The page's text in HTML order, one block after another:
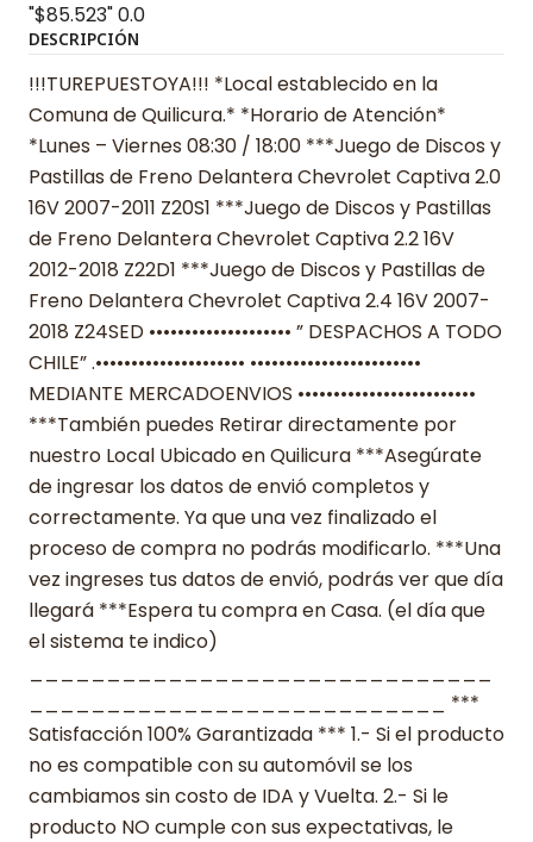
"$85.523"0.0
DESCRIPCIÓN
!!!TUREPUESTOYA!!! *Local establecido en la
Comuna de Quilicura.* *Horario de Atención*
*Lunes – Viernes 08:30 / 18:00 ***Juego de Discos y
Pastillas de Freno Delantera Chevrolet Captiva 2.0
16V 2007-2011 Z20S1 ***Juego de Discos y Pastillas
de Freno Delantera Chevrolet Captiva 2.2 16V
2012-2018 Z22D1 ***Juego de Discos y Pastillas de
Freno Delantera Chevrolet Captiva 2.4 16V 2007-
2018 Z24SED •••••••••••••••••••• ” DESPACHOS A TODO
CHILE” .••••••••••••••••••••• ••••••••••••••••••••••••
MEDIANTE MERCADOENVIOS •••••••••••••••••••••••••
***También puedes Retirar directamente por
nuestro Local Ubicado en Quilicura ***Asegúrate
de ingresar los datos de envió completos y
correctamente. Ya que una vez finalizado el
proceso de compra no podrás modificarlo. ***Una
vez ingreses tus datos de envió, podrás ver que día
llegará ***Espera tu compra en Casa. (el día que
el sistema te indico)
___________________________ ***
Satisfacción 100% Garantizada *** 1.- Si el producto
no es compatible con su automóvil se los
cambiamos sin costo de IDA y Vuelta. 2.- Si le
producto NO cumple con sus expectativas, le